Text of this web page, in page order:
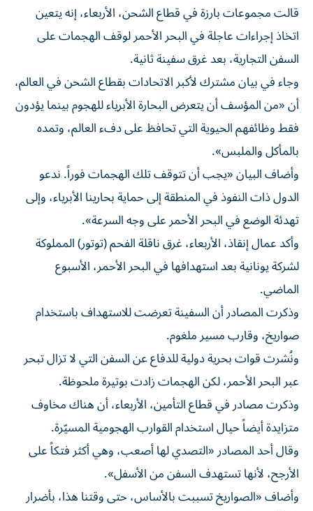
قالت مجموعات بارزة في قطاع الشحن، الأربعاء، إنه يتعين
اتخاذ إجراءات عاجلة في البحر الأحمر لوقف الهجمات على
السفن التجارية، بعد غرق سفينة ثانية.
وجاء في بيان مشترك لأكبر الاتحادات بقطاع الشحن في العالم،
أن «من المؤسف أن يتعرض البحارة الأبرياء للهجوم بينما يؤدون
فقط وظائفهم الحيوية التي تحافظ على دفء العالم، وتمده
بالمأكل والملبس».
وأضاف البيان «يجب أن تتوقف تلك الهجمات فوراً. ندعو
الدول ذات النفوذ في المنطقة إلى حماية بحارينا الأبرياء، وإلى
تهدئة الوضع في البحر الأحمر على وجه السرعة».
وأكد عمال إنقاذ، الأربعاء، غرق ناقلة الفحم (توتور) المملوكة
لشركة يونانية بعد استهدافها في البحر الأحمر، الأسبوع
الماضي.
وذكرت المصادر أن السفينة تعرضت للاستهداف باستخدام
صواريخ، وقارب مسير ملغوم.
ونُشرت قوات بحرية دولية للدفاع عن السفن التي لا تزال تبحر
عبر البحر الأحمر، لكن الهجمات زادت بوتيرة ملحوظة.
وذكرت مصادر في قطاع التأمين، الأربعاء، أن هناك مخاوف
متزايدة أيضاً حيال استخدام القوارب الهجومية المسيّرة.
وقال أحد المصادر «التصدي لها أصعب، وهي أكثر فتكاً على
الأرجح، لأنها تستهدف السفن من الأسفل».
وأضاف «الصواريخ تسببت بالأساس، حتى وقتنا هذا، بأضرار